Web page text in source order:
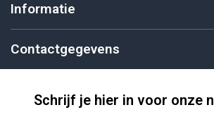
Informatie
Contactgegevens
Schrijf je hier in voor onze